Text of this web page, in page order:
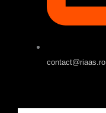
contact@riaas.ro